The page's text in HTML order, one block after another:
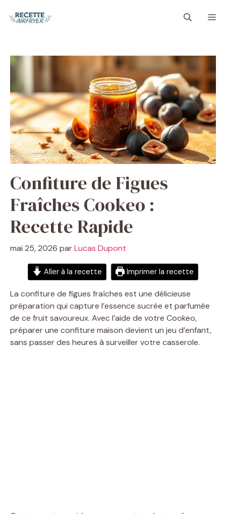
Confiture de Figues
Fraîches Cookeo :
Recette Rapide
mai 25, 2026 parLucas Dupont
Aller à la recette Imprimer la recette
La confiture de figues fraîches est une délicieuse
préparation qui capture l’essence sucrée et parfumée
de ce fruit savoureux. Avec l’aide de votre Cookeo,
préparer une confiture maison devient un jeu d’enfant,
sans passer des heures à surveiller votre casserole.